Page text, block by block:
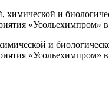
и
«Усольехимпром»